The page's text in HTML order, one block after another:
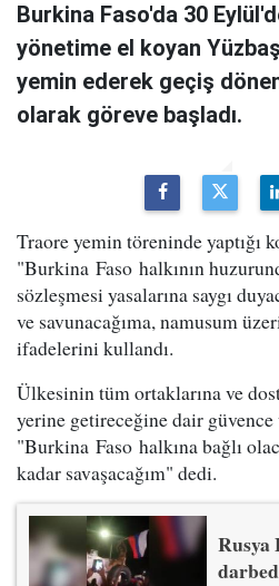
Burkina Faso'da 30
yönetime el koyan
yemin ederek geçiş
olarak göreve başladı.
Traore yemin töreninde yaptığı
"Burkina Faso halkının
sözleşmesi yasalarına saygı
ve savunacağıma, namusum
ifadelerini kullandı.
Ülkesinin tüm ortaklarına ve
yerine getireceğine dair güvence
"Burkina Faso halkına bağlı
kadar savaşacağım" dedi.